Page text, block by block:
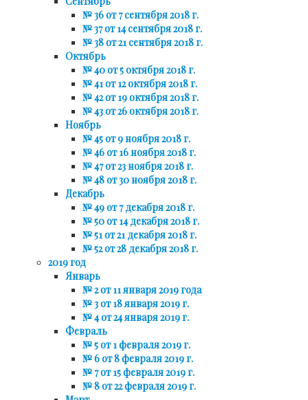
№ 36 от 7 сентября 2018 г.
№ 37 от 14 сентября 2018 г.
№ 38 от 21 сентября 2018 г.
Октябрь
№ 40 от 5 октября 2018 г.
№ 41 от 12 октября 2018 г.
№ 42 от 19 октября 2018 г.
№ 43 от 26 октября 2018 г.
Ноябрь
№ 45 от 9 ноября 2018 г.
№ 46 от 16 ноября 2018 г.
№ 47 от 23 ноября 2018 г.
№ 48 от 30 ноября 2018 г.
Декабрь
№ 49 от 7 декабря 2018 г.
№ 50 от 14 декабря 2018 г.
№ 51 от 21 декабря 2018 г.
№ 52 от 28 декабря 2018 г.
2019 год
Январь
№ 2 от 11 января 2019 года
№ 3 от 18 января 2019 г.
№ 4 от 24 января 2019 г.
Февраль
№ 5 от 1 февраля 2019 г.
№ 6 от 8 февраля 2019 г.
№ 7 от 15 февраля 2019 г.
№ 8 от 22 февраля 2019 г.